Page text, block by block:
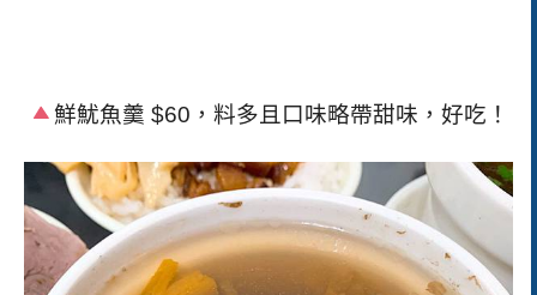
鮮魷魚羹 $60 ，料多且口味略帶甜味，好吃！